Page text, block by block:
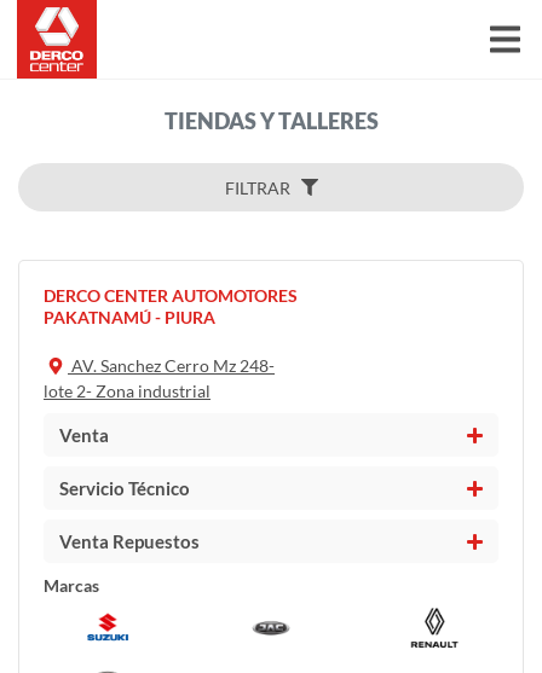
TIENDAS Y TALLERES
FILTRAR
DERCO CENTER AUTOMOTORES
PAKATNAMÚ - PIURA
AV. Sanchez Cerro Mz 248-
lote 2- Zona industrial
Venta
Servicio Técnico
Venta Repuestos
Marcas